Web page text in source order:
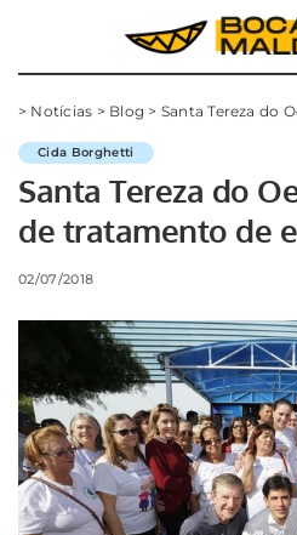
> Notícias > Blog > Santa Tereza do
Cida Borghetti
Santa Tereza do
de tratamento de
02/07/2018